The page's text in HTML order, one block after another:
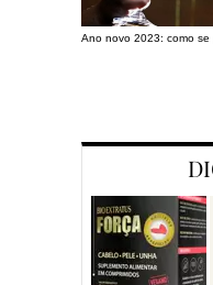
Ano novo 2023: como se